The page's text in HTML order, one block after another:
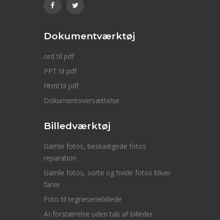
Dokumentværktøj
ord til pdf
PPT til pdf
Html til pdf
Dokumentoversættelse
Billedværktøj
Gamle fotos, beskadigede fotos
reparation
Gamle fotos, sorte og hvide fotos bliver
farve
Foto til tegneseriebillede
AI-forstørrelse uden tab af billeder